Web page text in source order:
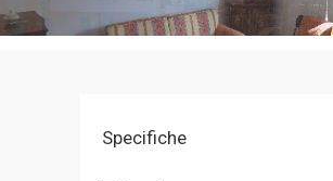
Specifiche